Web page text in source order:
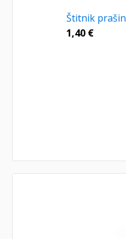
Štitnik
1,40 €